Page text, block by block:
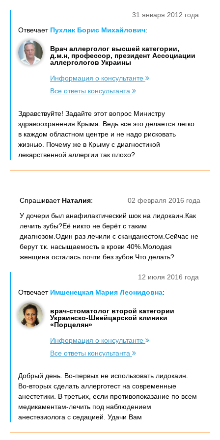
31 января 2012 года
Отвечает Пухлик Борис Михайлович:
Врач аллерголог высшей категории,
д.м.н, профессор, президент Ассоциации
аллергологов Украины
Информация о консультанте
Все ответы консультанта
Здравствуйте! Задайте этот вопрос Министру
здравоохранения Крыма. Ведь все это делается легко
в каждом областном центре и не надо рисковать
жизнью. Почему же в Крыму с диагностикой
лекарственной аллергии так плохо?
02 февраля 2016 года
Спрашивает Наталия:
У дочери был анафилактический шок на лидокаин.Как
лечить зубы?Её никто не берёт с таким
диагнозом.Один раз лечили с сканданестом.Сейчас не
берут т.к. насыщаемость в крови 40%.Молодая
женщина осталась почти без зубов.Что делать?
12 июля 2016 года
Отвечает Имшенецкая Мария Леонидовна:
врач-стоматолог второй категории
Украинско-Швейцарской клиники
«Порцелян»
Информация о консультанте
Все ответы консультанта
Добрый день. Во-первых не использовать лидокаин.
Во-вторых сделать аллерготест на современные
анестетики. В третьих, если противопоказание по всем
медикаментам-лечить под наблюдением
анестезиолога с седацией. Удачи Вам